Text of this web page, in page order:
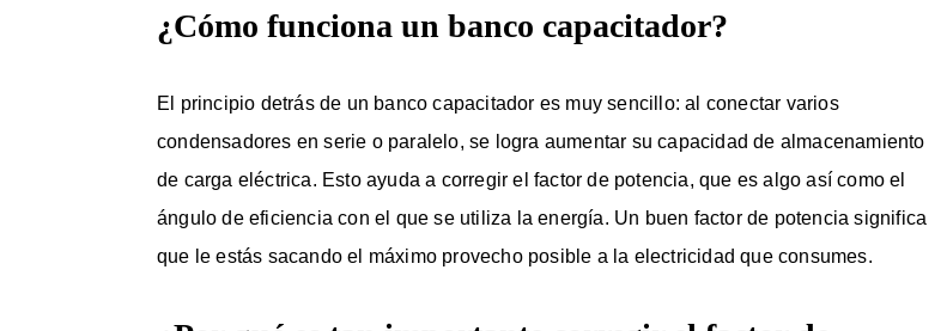
¿Cómo funciona un banco capacitador?
El principio detrás de un banco capacitador es muy sencillo: al conectar varios
condensadores en serie o paralelo, se logra aumentar su capacidad de almacenamiento
de carga eléctrica. Esto ayuda a corregir el factor de potencia, que es algo así como el
ángulo de eficiencia con el que se utiliza la energía. Un buen factor de potencia significa
que le estás sacando el máximo provecho posible a la electricidad que consumes.